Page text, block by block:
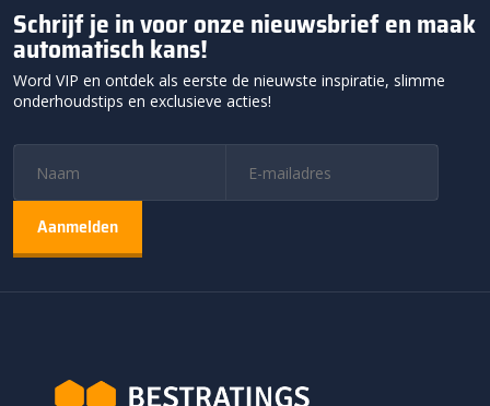
Schrijf je in voor onze nieuwsbrief en maak
automatisch kans!
Word VIP en ontdek als eerste de nieuwste inspiratie, slimme
onderhoudstips en exclusieve acties!